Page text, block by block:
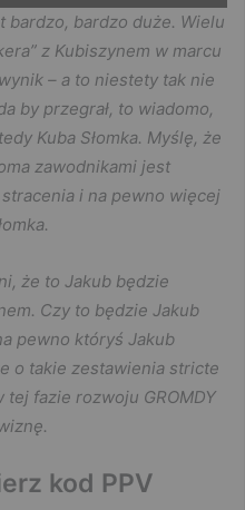
bardzo, bardzo duże. Wielu
z Kubiszynem w marcu
– a to niestety tak nie
by przegrał, to wiadomo,
Kuba Słomka. Myślę, że
zawodnikami jest
i na pewno więcej
że to Jakub będzie
Czy to będzie Jakub
pewno któryś Jakub
o takie zestawienia stricte
fazie rozwoju GROMDY
kod PPV